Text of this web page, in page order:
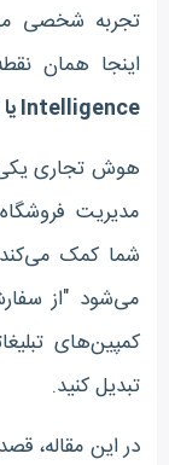
تجربه شخصی
اینجا همان
Intelligence یا BI)
هوش تجاری یکی
مدیریت
شما کمک می‌کند
می‌شود "از
کمپین‌های
تبدیل کنید.
در این مقاله،